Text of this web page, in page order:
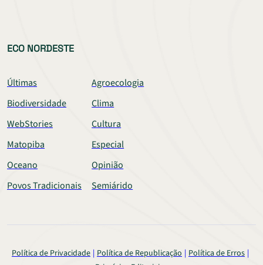
ECO NORDESTE
Últimas
Agroecologia
Biodiversidade
Clima
WebStories
Cultura
Matopiba
Especial
Oceano
Opinião
Povos Tradicionais
Semiárido
Política de Privacidade Política de Republicação
Política de Erros